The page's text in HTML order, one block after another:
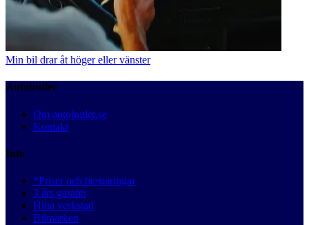
Min bil drar åt höger eller vänster
Autobutler
Om autobutler.se
Kontakt
Info
*Priser och besparingar
3 års garanti
Hitta verkstad
Bilmärken